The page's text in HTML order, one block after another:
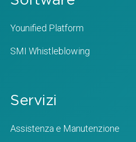
Younified Platform
SMI Whistleblowing
Servizi
Assistenza e Manutenzione